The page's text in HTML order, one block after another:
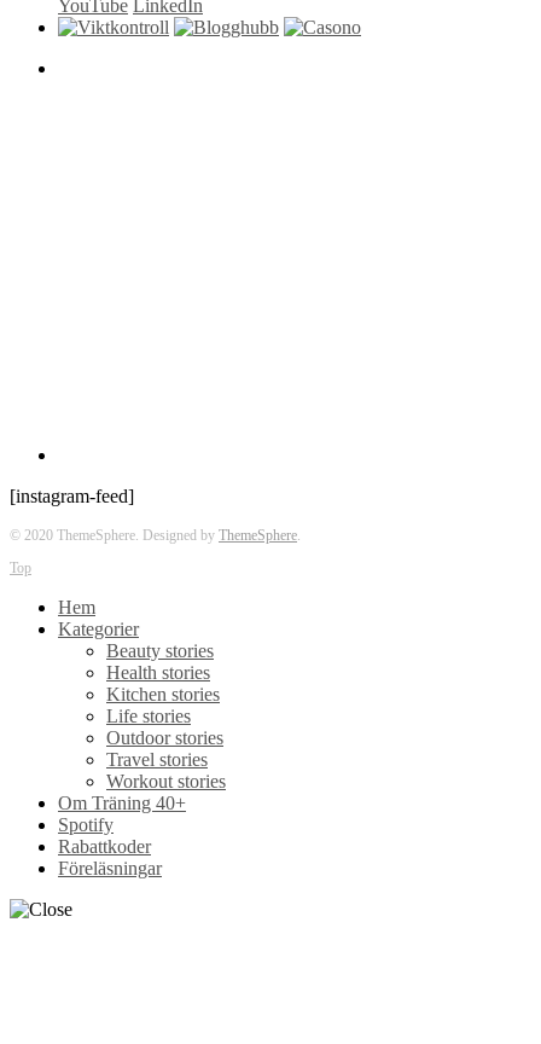
YouTube LinkedIn
[instagram-feed]
© 2020 ThemeSphere. Designed by ThemeSphere
Top
Hem
Kategorier
Beauty stories
Health stories
Kitchen stories
Life stories
Outdoor stories
Travel stories
Workout stories
Om Träning 40+
Spotify
Rabattkoder
Föreläsningar